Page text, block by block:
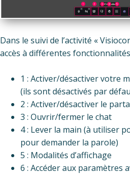
Dans le suivi de l’activité «
accès à différentes
1 : Activer/désactiver votre
(ils sont désactivés par
2 : Activer/désactiver le
3 : Ouvrir/fermer le chat
4 : Lever la main (à utiliser
pour demander la parole)
5 : Modalités d’affichage
6 : Accéder aux paramètres